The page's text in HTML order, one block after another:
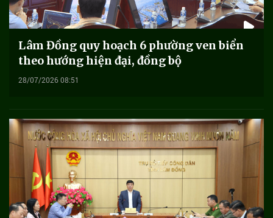
Lâm Đồng quy hoạch 6 phường ven biển
theo hướng hiện đại, đồng bộ
28/07/2026 08:51